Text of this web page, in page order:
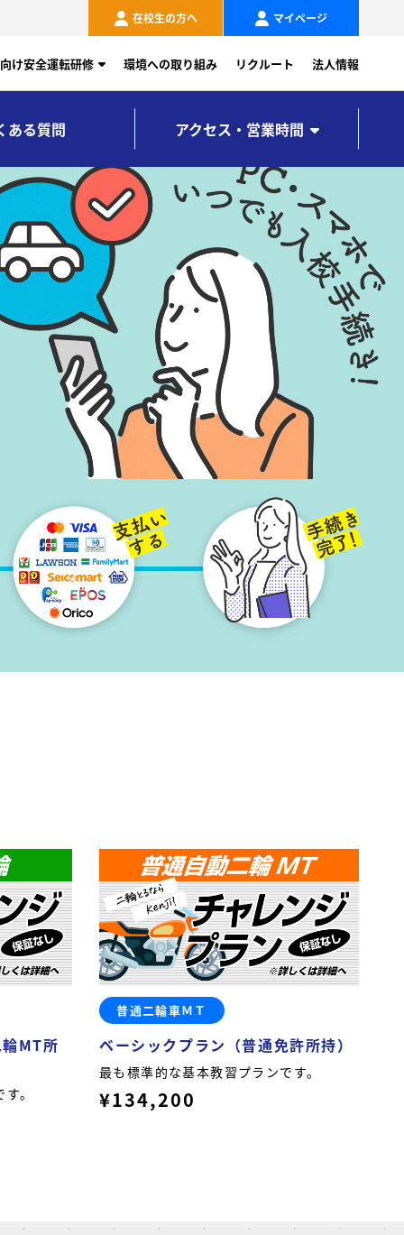
在校生の方へ マイページ
け安全運転研修 環境への取り組み リクルート 法人情報
ある質問 アクセス・営業時間
MT所
。
普通二輪車ＭＴ
ベーシックプラン（普通免許所持）
最も標準的な基本教習プランです。
¥134,200